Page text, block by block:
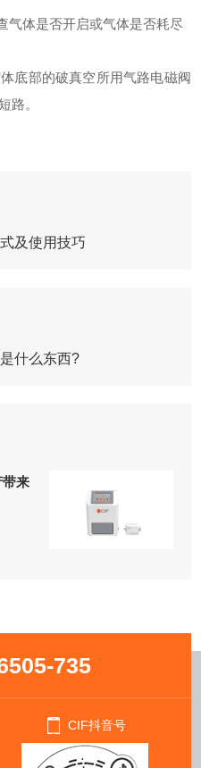
体是否开启或气体是否耗尽
部的破真空所用气路电磁阀
路。
及使用技巧
什么东西?
来
735
CIF抖音号